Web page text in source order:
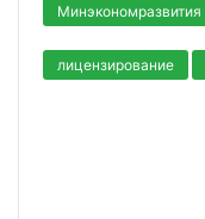
Минэкономразвития
лицензирование